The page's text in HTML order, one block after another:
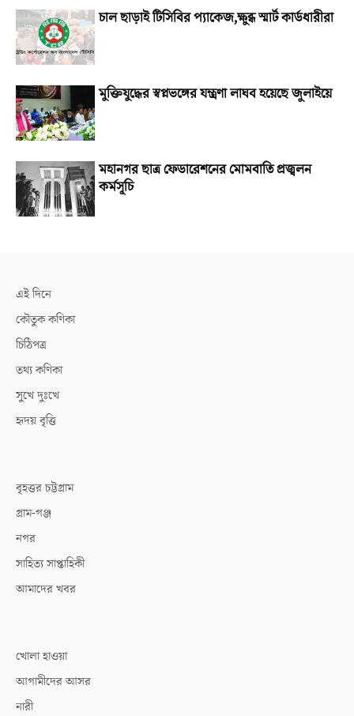
চাল ছাড়াই টিসিবির প্যাকেজ,ক্ষুব্ধ স্মার্ট কার্ডধারীরা
মুক্তিযুদ্ধের স্বপ্নভঙ্গের যন্ত্রণা লাঘব হয়েছে জুলাইয়ে
মহানগর ছাত্র ফেডারেশনের মোমবাতি প্রজ্বলন
কর্মসূচি
এই দিনে
কৌতুক কণিকা
চিঠিপত্র
তথ্য কণিকা
সুখে দুঃখে
হৃদয় বৃত্তি
বৃহত্তর চট্টগ্রাম
গ্রাম-গঞ্জ
নগর
সাহিত্য সাপ্তাহিকী
আমাদের খবর
খোলা হাওয়া
আগামীদের আসর
নারী